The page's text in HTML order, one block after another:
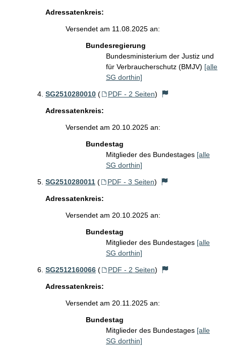
Adressatenkreis:
Versendet am 11.08.2025 an:
Bundesregierung
Bundesministerium der Justiz und
für Verbraucherschutz (BMJV) [alle
SG dorthin]
SG2510280010 ( PDF - 2 Seiten)
Adressatenkreis:
Versendet am 20.10.2025 an:
Bundestag
Mitglieder des Bundestages [alle
SG dorthin]
SG2510280011 ( PDF - 3 Seiten)
Adressatenkreis:
Versendet am 20.10.2025 an:
Bundestag
Mitglieder des Bundestages [alle
SG dorthin]
SG2512160066 ( PDF - 2 Seiten)
Adressatenkreis:
Versendet am 20.11.2025 an:
Bundestag
Mitglieder des Bundestages [alle
SG dorthin]